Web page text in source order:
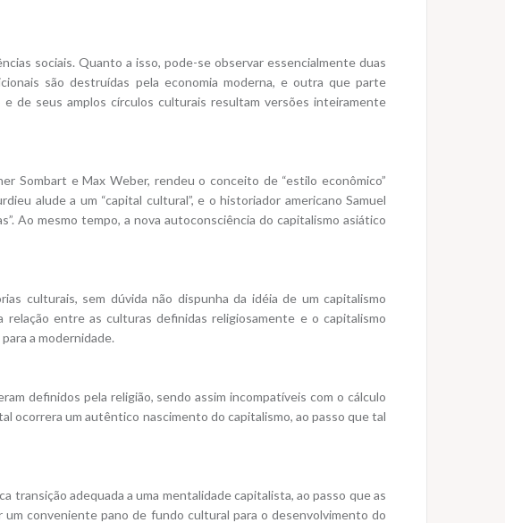
sociais. Quanto a isso, pode-se observar essencialmente duas
são destruídas pela economia moderna, e outra que parte
de seus amplos círculos culturais resultam versões inteiramente
Sombart e Max Weber, rendeu o conceito de “estilo econômico”
alude a um “capital cultural”, e o historiador americano Samuel
Ao mesmo tempo, a nova autoconsciência do capitalismo asiático
culturais, sem dúvida não dispunha da idéia de um capitalismo
entre as culturas definidas religiosamente e o capitalismo
a modernidade.
definidos pela religião, sendo assim incompatíveis com o cálculo
ocorrera um autêntico nascimento do capitalismo, ao passo que tal
adequada a uma mentalidade capitalista, ao passo que as
conveniente pano de fundo cultural para o desenvolvimento do